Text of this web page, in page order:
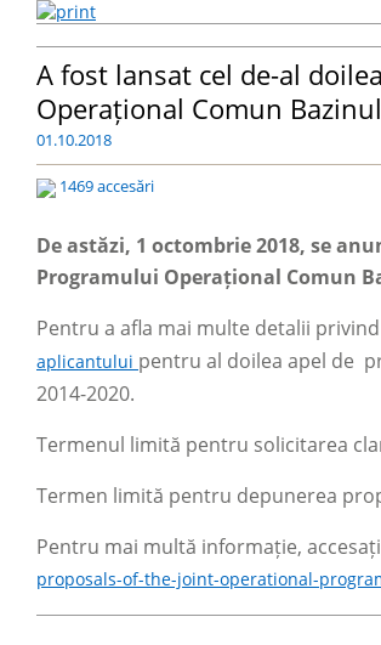
A fost lansat cel de-al
Operațional Comun
01.10.2018
1469 accesări
De astăzi, 1 octombrie 2018, se
Programului Operațional Comun
Pentru a afla mai multe detalii
aplicantului pentru al doilea apel de
2014-2020.
Termenul limită pentru solicitarea
Termen limită pentru depunerea
Pentru mai multă informație,
proposals-of-the-joint-operational-